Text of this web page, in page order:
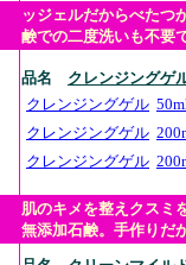
ッジェルだからべたつ
鹸での二度洗いも不要
品名 クレンジングゲ
クレンジングゲル
クレンジングゲル
クレンジングゲル
肌のキメを整えクスミ
無添加石鹸。手作りだ